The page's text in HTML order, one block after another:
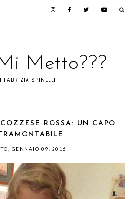
Metto???
FABRIZIA SPINELLI
ROSSA: UN CAPO
GENNAIO 09, 2016